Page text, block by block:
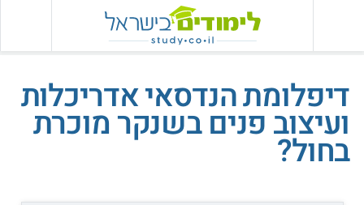
דיפלומת הנדסאי אדריכלות
ועיצוב פנים בשנקר מוכרת
בחול?